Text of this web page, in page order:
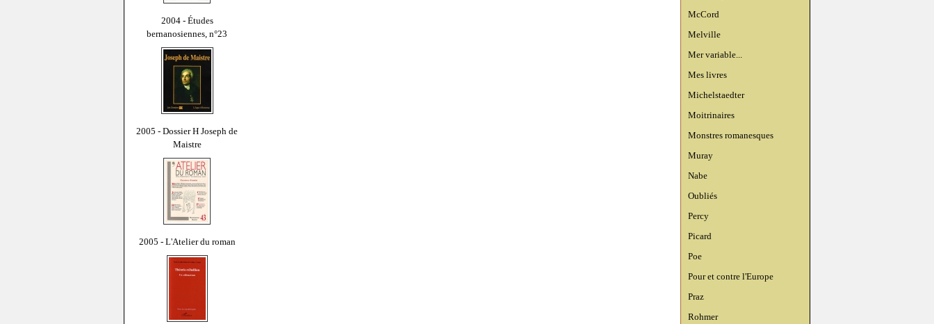
2004 - Études
bernanosiennes, n°23
2005 - Dossier H Joseph de
Maistre
2005 - L'Atelier du roman
McCord
Melville
Mer variable...
Mes livres
Michelstaedter
Moitrinaires
Monstres romanesques
Muray
Nabe
Oubliés
Percy
Picard
Poe
Pour et contre l'Europe
Praz
Rohmer